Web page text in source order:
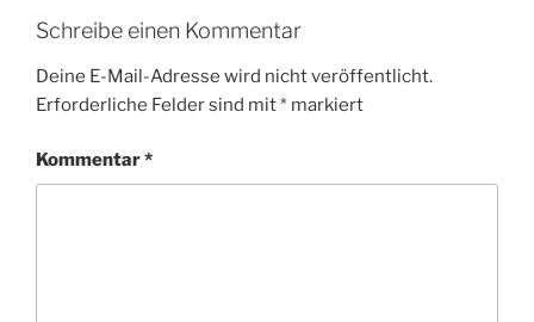
Schreibe einen Kommentar
Deine E-Mail-Adresse wird nicht veröffentlicht.
Erforderliche Felder sind mit* markiert
Kommentar*